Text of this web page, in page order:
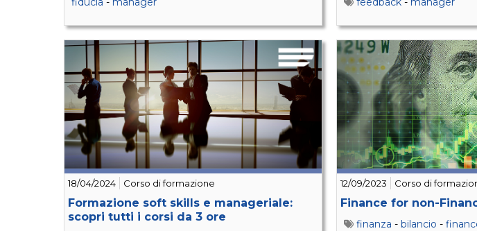
18/04/2024 Corso di formazione
Formazione soft skills e manageriale:
scopri tutti i corsi da 3 ore
12/09/2023 Corso di
Finance for non-
finanza -bilancio -